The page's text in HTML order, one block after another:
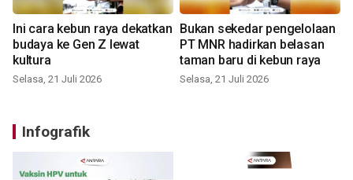
Ini cara kebun raya dekatkan
budaya ke Gen Z lewat
kultura
Selasa, 21 Juli 2026
Bukan sekedar pengelolaan
PT MNR hadirkan belasan
taman baru di kebun raya
Selasa, 21 Juli 2026
Infografik